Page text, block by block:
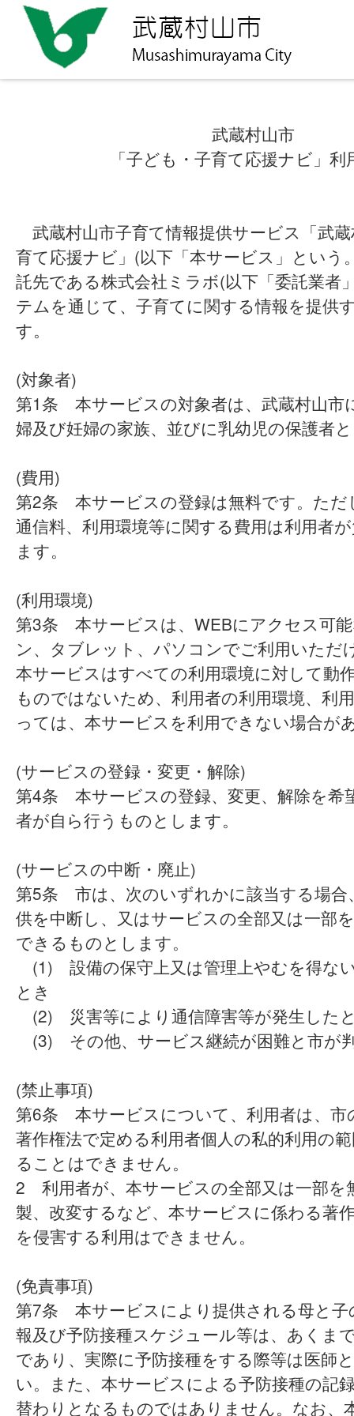
武蔵村山市
「子ども・子育て応援ナビ」利
武蔵村山市子育て情報提供サービス「武
育て応援ナビ」(以下「本サービス」という
託先である株式会社ミラボ(以下「委託業者
テムを通じて、子育てに関する情報を提供
す。
(対象者)
第1条 本サービスの対象者は、武蔵村山市
婦及び妊婦の家族、並びに乳幼児の保護者
(費用)
第2条 本サービスの登録は無料です。ただ
通信料、利用環境等に関する費用は利用者
ます。
(利用環境)
第3条 本サービスは、WEBにアクセス可
ン、タブレット、パソコンでご利用いただ
本サービスはすべての利用環境に対して動
ものではないため、利用者の利用環境、利
っては、本サービスを利用できない場合が
(サービスの登録・変更・解除)
第4条 本サービスの登録、変更、解除を希
者が自ら行うものとします。
(サービスの中断・廃止)
第5条 市は、次のいずれかに該当する場合
供を中断し、又はサービスの全部又は一部
できるものとします。
(1) 設備の保守上又は管理上やむを得な
とき
(2) 災害等により通信障害等が発生した
(3) その他、サービス継続が困難と市が
(禁止事項)
第6条 本サービスについて、利用者は、市
著作権法で定める利用者個人の私的利用の
ることはできません。
2 利用者が、本サービスの全部又は一部を
製、改変するなど、本サービスに係わる著
を侵害する利用はできません。
(免責事項)
第7条 本サービスにより提供される母と子
報及び予防接種スケジュール等は、あくま
であり、実際に予防接種をする際等は医師
い。また、本サービスによる予防接種の記
替わりとなるものではありません。なお、